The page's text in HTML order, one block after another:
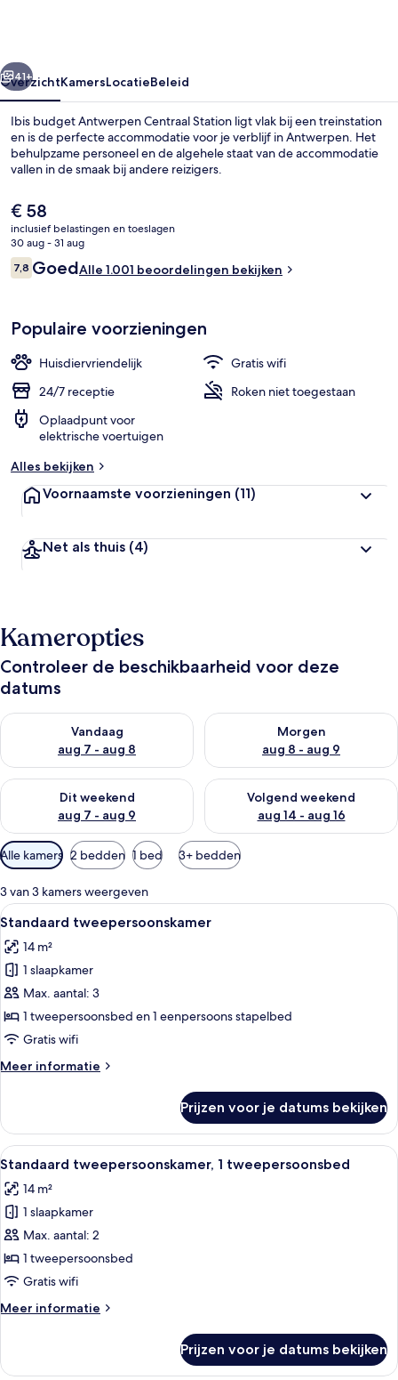
Voorkant van accommodatie
Volgende
41+
OverzichtKamersLocatieBeleid
Ibis budget Antwerpen Centraal Station ligt vlak bij een treinstation
en is de perfecte accommodatie voor je verblijf in Antwerpen. Het
behulpzame personeel en de algehele staat van de accommodatie
vallen in de smaak bij andere reizigers.
De
huidige
prijs
is
€ 58
€ 58
inclusief belastingen en toeslagen
30 aug - 31 aug
Beoordelingen
7,87,8 op 10 –
GoedAlle 1.001 beoordelingen bekijken
Populaire voorzieningen
Huisdiervriendelijk
Gratis wifi
24/7 receptie
Roken niet toegestaan
Oplaadpunt voor
elektrische voertuigen
Alles bekijken
Voornaamste voorzieningen (11)
Net als thuis (4)
Kameropties
Controleer de beschikbaarheid voor deze
datums
Vandaag
aug 7 - aug 8
De beschikbaarheid controleren voor vanavond aug 7 - aug 8
Morgen
aug 8 - aug 9
De beschikbaarheid
Dit weekend
aug 7 - aug 9
De beschikbaarheid controleren voor dit weekend aug 7 -
Volgend weekend
aug 14 - aug 16
De beschikbaarheid
Beschikbare
filters
voor
kamers
Alle kamers 2 bedden 1 bed 3+ bedden
3 van 3 kamers weergeven
Alle
foto's
voor
Standaard
tweepersoonskamer
laden
Standaard tweepersoonskamer |
9
Standaard tweepersoonskamer
14 m²
1 slaapkamer
Max. aantal: 3
1 tweepersoonsbed en 1 eenpersoons stapelbed
Gratis wifi
Meer informatie
Meer
tweepersoonskamer
Prijzen voor je datums bekijken
Alle
foto's
voor
Standaard
tweepersoonskamer,
1
tweepersoonsbed
Een hotelkamer met een bed, een
7
Standaard tweepersoonskamer, 1 tweepersoonsbed
14 m²
1 slaapkamer
Max. aantal: 2
1 tweepersoonsbed
Gratis wifi
Meer informatie
Meer
tweepersoonskamer,
Prijzen voor je datums bekijken